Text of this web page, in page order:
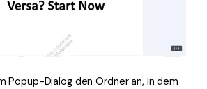
Popup-Dialog den Ordner an, in dem